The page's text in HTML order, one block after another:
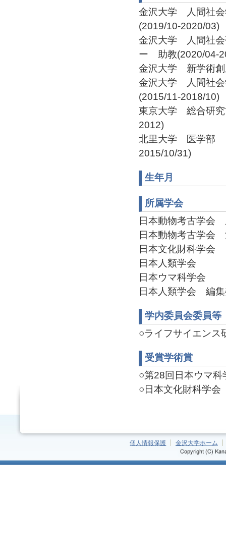
金沢大学 人間社会
(2019/10-2020/03)
金沢大学 人間社会
ー 助教(2020/04-
金沢大学 新学術
金沢大学 人間社会
(2015/11-2018/10)
東京大学 総合研究
2012)
北里大学 医学部
2015/10/31)
生年月
所属学会
日本動物考古学会
日本動物考古学会
日本文化財科学会
日本人類学会
日本ウマ科学会
日本人類学会 編
学内委員会委員等
○ライフサイエン
受賞学術賞
○第28回日本ウマ
○日本文化財科学
個人情報保護 金沢大学ホーム